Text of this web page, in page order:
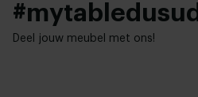
#mytabledusud
Deel jouw meubel met ons!